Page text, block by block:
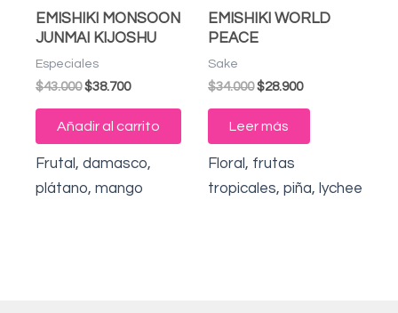
EMISHIKI MONSOON
JUNMAI KIJOSHU
Especiales
$43.000$38.700
Añadir al carrito
Frutal, damasco,
plátano, mango
EMISHIKI WORLD
PEACE
Sake
$34.000$28.900
Leer más
Floral, frutas
tropicales, piña, lychee